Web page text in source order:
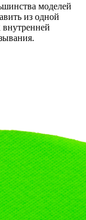
моделей
из одной